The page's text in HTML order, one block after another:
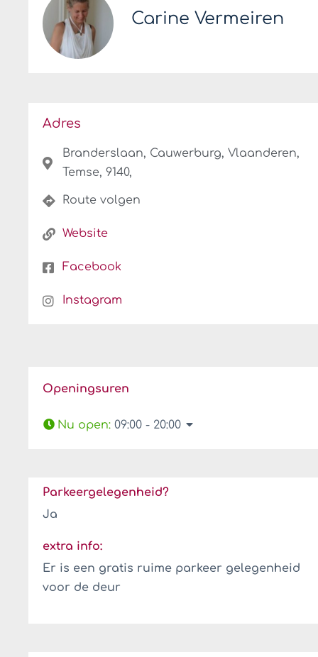
Carine Vermeiren
Adres
Branderslaan, Cauwerburg, Vlaanderen,
Temse, 9140,
Route volgen
Website
Facebook
Instagram
Openingsuren
Nu open: 09:00 - 20:00
Parkeergelegenheid?
Ja
extra info:
Er is een gratis ruime parkeer gelegenheid
voor de deur